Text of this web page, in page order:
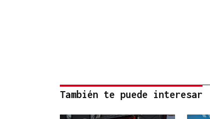
También te puede interesar